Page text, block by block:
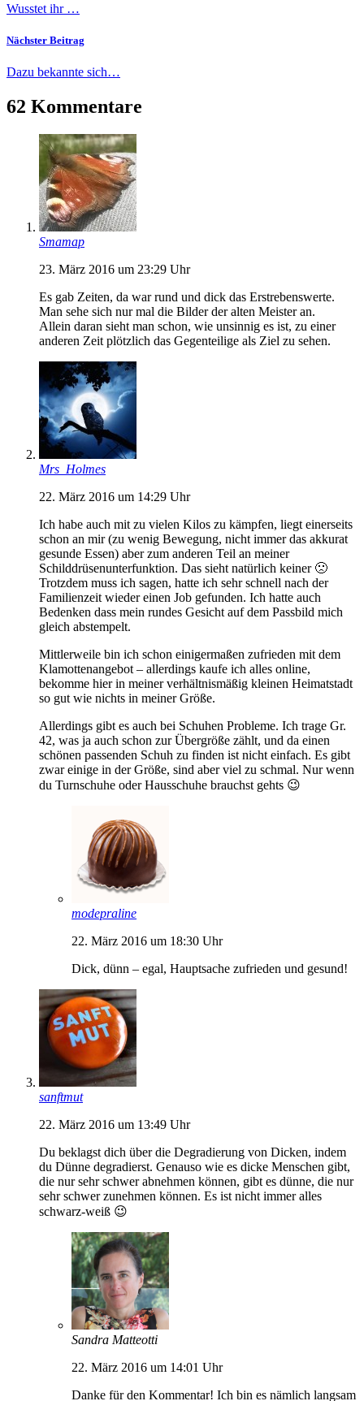
Wusstet ihr …
Nächster Beitrag
Dazu bekannte sich…
62 Kommentare
Smamap
23. März 2016 um 23:29 Uhr
Es gab Zeiten, da war rund und dick das Erstrebenswerte.
Man sehe sich nur mal die Bilder der alten Meister an.
Allein daran sieht man schon, wie unsinnig es ist, zu einer
anderen Zeit plötzlich das Gegenteilige als Ziel zu sehen.
Mrs_Holmes
22. März 2016 um 14:29 Uhr
Ich habe auch mit zu vielen Kilos zu kämpfen, liegt einerseits
schon an mir (zu wenig Bewegung, nicht immer das akkurat
gesunde Essen) aber zum anderen Teil an meiner
Schilddrüsenunterfunktion. Das sieht natürlich keiner 🙁
Trotzdem muss ich sagen, hatte ich sehr schnell nach der
Familienzeit wieder einen Job gefunden. Ich hatte auch
Bedenken dass mein rundes Gesicht auf dem Passbild mich
gleich abstempelt.
Mittlerweile bin ich schon einigermaßen zufrieden mit dem
Klamottenangebot – allerdings kaufe ich alles online,
bekomme hier in meiner verhältnismäßig kleinen Heimatstadt
so gut wie nichts in meiner Größe.
Allerdings gibt es auch bei Schuhen Probleme. Ich trage Gr.
42, was ja auch schon zur Übergröße zählt, und da einen
schönen passenden Schuh zu finden ist nicht einfach. Es gibt
zwar einige in der Größe, sind aber viel zu schmal. Nur wenn
du Turnschuhe oder Hausschuhe brauchst gehts 😉
modepraline
22. März 2016 um 18:30 Uhr
Dick, dünn – egal, Hauptsache zufrieden und gesund!
sanftmut
22. März 2016 um 13:49 Uhr
Du beklagst dich über die Degradierung von Dicken, indem
du Dünne degradierst. Genauso wie es dicke Menschen gibt,
die nur sehr schwer abnehmen können, gibt es dünne, die nur
sehr schwer zunehmen können. Es ist nicht immer alles
schwarz-weiß 😉
Sandra Matteotti
22. März 2016 um 14:01 Uhr
Danke für den Kommentar! Ich bin es nämlich langsam